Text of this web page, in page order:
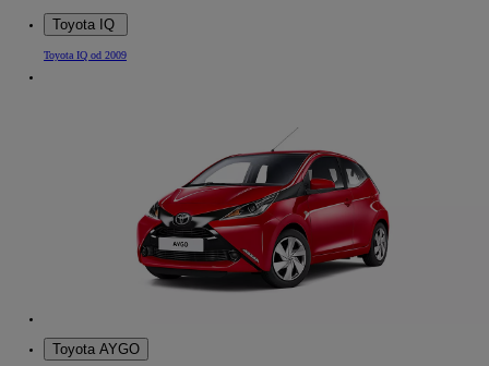
Toyota IQ
Toyota IQ od 2009
Toyota AYGO